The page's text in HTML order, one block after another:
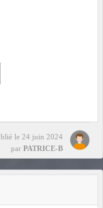
le 24 juin 2024
par PATRICE-B